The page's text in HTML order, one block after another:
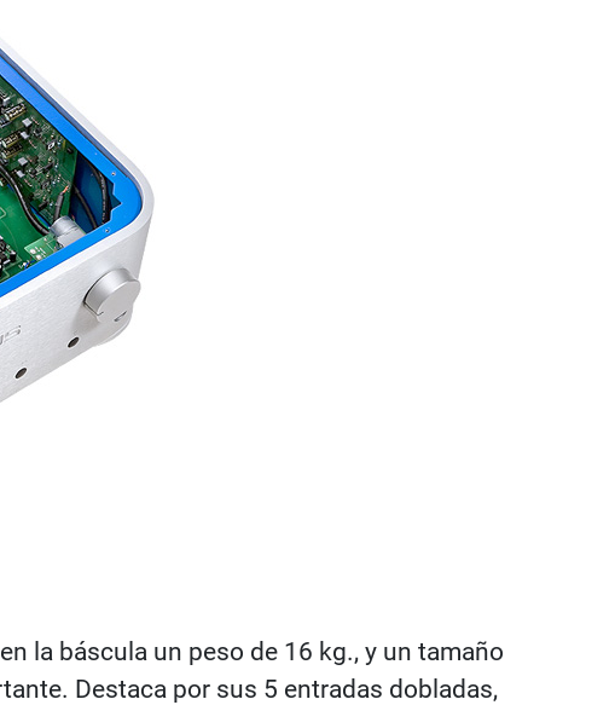
la báscula un peso de 16 kg., y un tamaño
Destaca por sus 5 entradas dobladas,